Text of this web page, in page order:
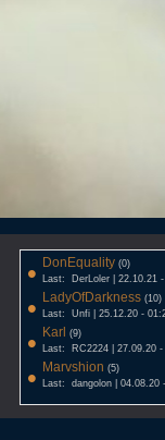
• DonEquality (0)
Last: DerLoler | 22.10.21
• LadyOfDarkness (10)
Last: Unfi | 25.12.20 -
• Karl (9)
Last: RC2224 | 27.09.20 -
• Marvshion (5)
Last: dangolon | 04.08.20